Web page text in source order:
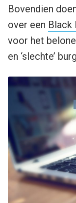
Bovendien
over een Black
voor het
en ‘slechte’